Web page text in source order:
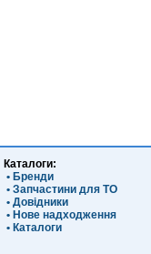
Каталоги:
• Бренди
• Запчастини для ТО
• Довідники
• Нове надходження
• Каталоги